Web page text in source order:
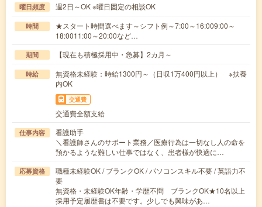
曜日頻度 週2日～OK ※曜日固定の相談OK
時間
★スタート時間選べます～シフト例～7:00～16:009:00～
18:0011:00～20:00など…
期間 【現在も積極採用中・急募】2カ月～
時給
無資格未経験：時給1300円～（日収1万400円以上） ※扶養
内OK
交通費
交通費全額支給
仕事内容
看護助手
＼看護師さんのサポート業務／医療行為は一切なし人の命を
預かるような難しい仕事ではなく、患者様が快適に…
応募資格
職種未経験OK / ブランクOK / パソコンスキル不要 / 英語力不
要
無資格・未経験OK年齢・学歴不問 ブランクOK★10名以上
採用予定履歴書は不要です。少しでも興味があ…